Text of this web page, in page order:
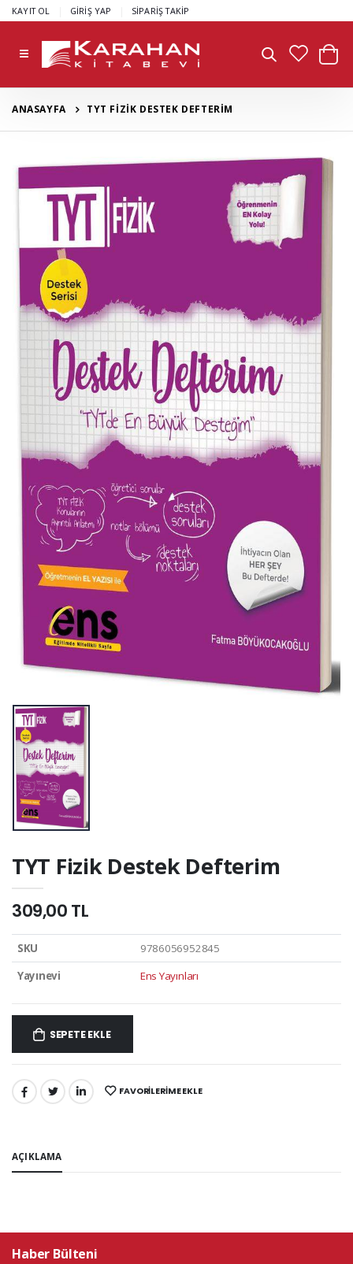
KAYIT OL GİRİŞ YAP SİPARİŞ TAKİP
ANASAYFA TYT FİZİK DESTEK DEFTERİM
TYT Fizik Destek Defterim
309,00 TL
SKU
9786056952845
Yayınevi
Ens Yayınları
SEPETE EKLE
PAYLAŞ: FAVORILERIME EKLE
AÇIKLAMA
Haber Bülteni